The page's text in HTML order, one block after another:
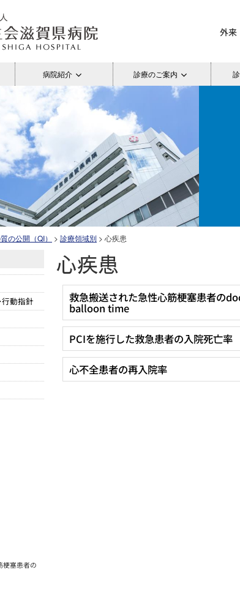
外来
病院紹介 診療のご案内
の公開（QI） > 診療領域別 > 心疾患
心疾患
救急搬送された急性心筋梗塞患者の
balloon time
PCIを施行した救急患者の入院死亡率
心不全患者の再入院率
動指針
梗塞患者の